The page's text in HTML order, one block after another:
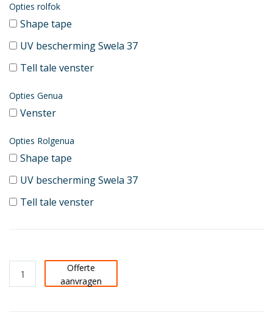
Opties rolfok
Shape tape
UV bescherming Swela 37
Tell tale venster
Opties Genua
Venster
Opties Rolgenua
Shape tape
UV bescherming Swela 37
Tell tale venster
Offerte
aanvragen